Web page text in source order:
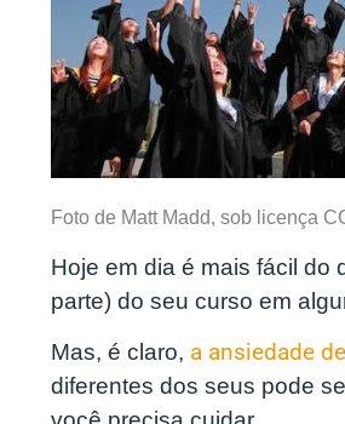
Foto de Matt Madd, sob licença
Hoje em dia é mais fácil do
parte) do seu curso em
Mas, é claro, a ansiedade
diferentes dos seus pode